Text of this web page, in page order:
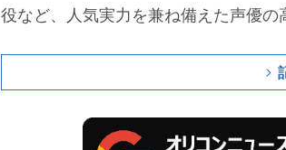
役など、人気実力を兼ね備えた声優の
7
ーズ】が出演。2024年にアイドルマス